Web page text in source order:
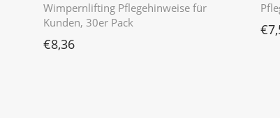
Wimpernlifting Pflegehinweise für
Kunden, 30er Pack
€8,36
€